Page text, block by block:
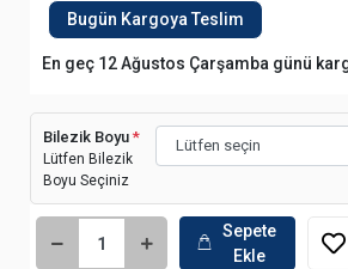
Bugün Kargoya Teslim
En geç 12 Ağustos Çarşamba günü
Bilezik Boyu *
Lütfen Bilezik
Boyu Seçiniz
Sepete
Ekle